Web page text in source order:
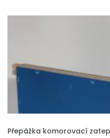
VLOŽIT DO KOŠÍKU
Přepážka komorovací